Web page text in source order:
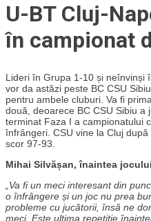
U-BT Cluj-
în campionat
Lideri în Grupa 1-10 și neînvinși
vor da astăzi peste BC CSU
pentru ambele cluburi. Va fi
două, deoarece BC CSU Sibiu a
terminat Faza I a campionatului
înfrângeri. CSU vine la Cluj
scor 97-93.
Mihai Silvășan, înaintea
„Va fi un meci interesant din
o înfrângere și un joc nu prea
probleme cu jucătorii, însă ne
meci. Este ultima repetiție